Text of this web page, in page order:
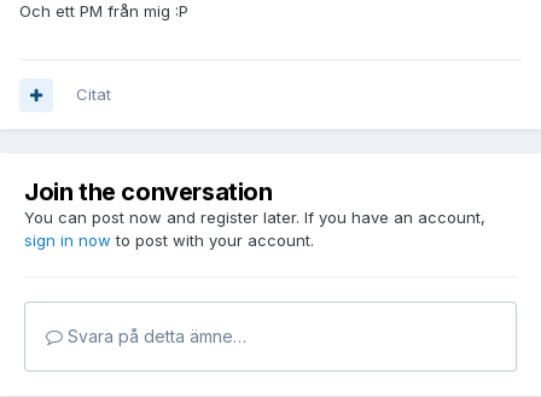
Och ett PM från mig :P
Citat
Join the conversation
You can post now and register later. If you have an account,
sign in now to post with your account.
Svara på detta ämne…